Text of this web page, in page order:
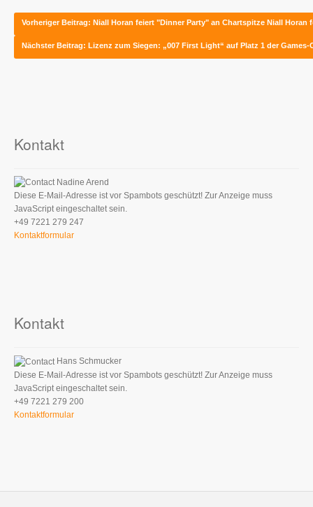
Vorheriger Beitrag: Niall Horan feiert "Dinner Party" an Chartspitze Niall Horan
Nächster Beitrag: Lizenz zum Siegen: „007 First Light“ auf Platz 1 der
Kontakt
Nadine Arend
Diese E-Mail-Adresse ist vor Spambots geschützt! Zur Anzeige muss
JavaScript eingeschaltet sein.
+49 7221 279 247
Kontaktformular
Kontakt
Hans Schmucker
Diese E-Mail-Adresse ist vor Spambots geschützt! Zur Anzeige muss
JavaScript eingeschaltet sein.
+49 7221 279 200
Kontaktformular